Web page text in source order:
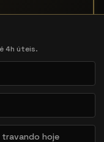
4h úteis.